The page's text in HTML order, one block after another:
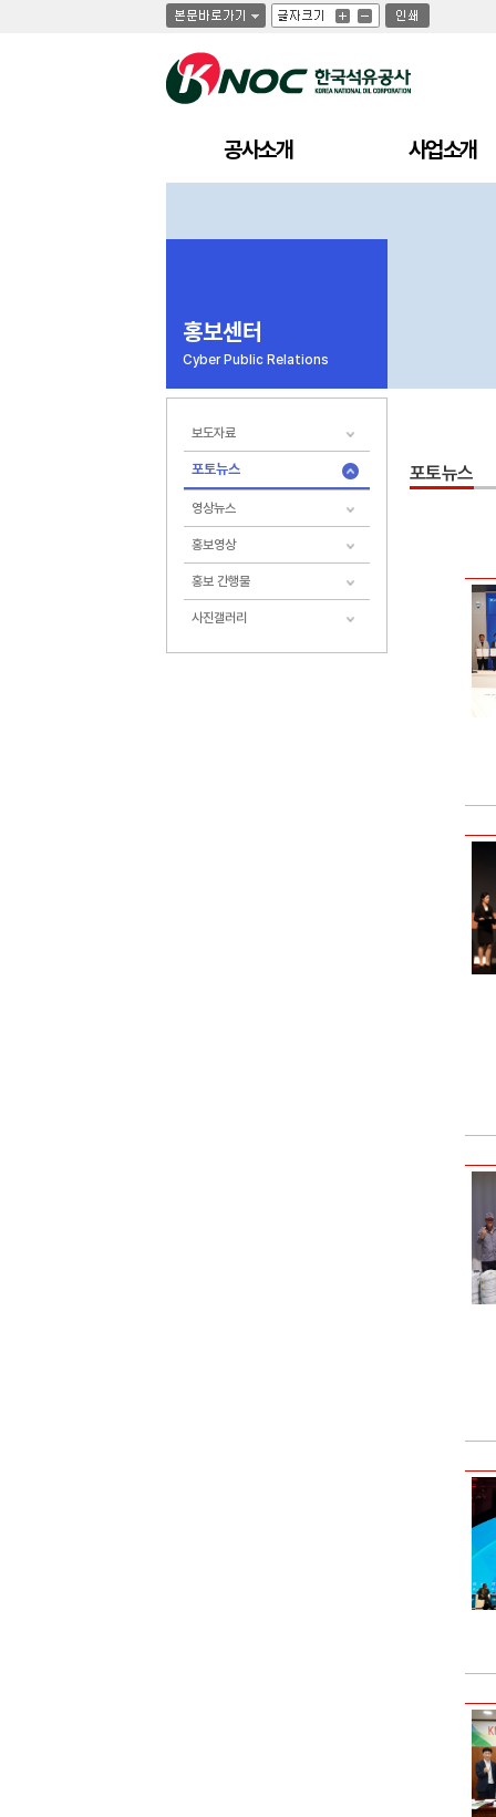
글
자
기
글
자
기
크
글
자
기
작
인
쇄
공사소개 사업소개
홍보센터
Cyber Public Relations
보도자료
포토뉴스
영상뉴스
홍보영상
홍보 간행물
사진갤러리
포토뉴스